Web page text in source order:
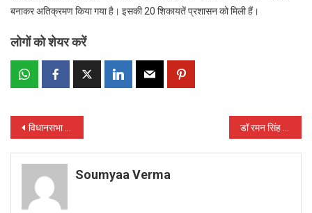
बनाकर अतिक्रमण किया गया है। इसकी 20 शिकायतें प्रशासन को मिली हैं।
लोगों को शेयर करें
Post
navigation
विधानसभा : ठगी के मामले में बढ़ोत्तरी को लेकर विपक्ष ने किया हंगामा
Soumyaa Verma